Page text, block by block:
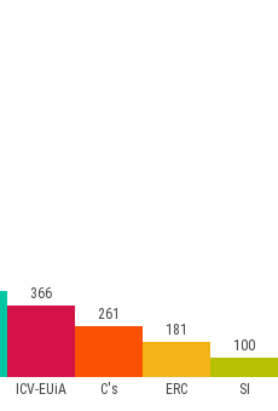
ICV-EUiA C's ERC SI
366
261
181
100